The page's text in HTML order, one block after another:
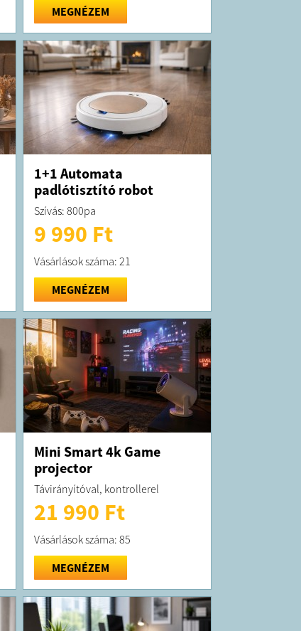
MEGNÉZEM
1+1 Automata
padlótisztító robot
Szívás: 800pa
9 990 Ft
Vásárlások száma: 21
MEGNÉZEM
Mini Smart 4k Game
projector
Távirányítóval, kontrollerel
21 990 Ft
Vásárlások száma: 85
MEGNÉZEM